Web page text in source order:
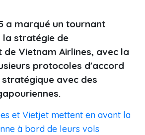
a marqué un tournant
stratégie de
Vietnam Airlines, avec la
protocoles d'accord
avec des
et Vietjet mettent en avant la
à bord de leurs vols